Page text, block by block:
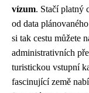
vízum. Stačí platný
od data
si tak cestu můžete
administrativních
turistickou vstupní
fascinující země